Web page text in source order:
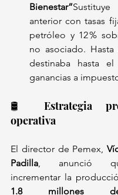
Bienestar”
anterior con tasas
petróleo y 12 %
no asociado. Hasta
destinaba hasta el
ganancias a
🛢️ Estrategia
operativa
El director de Pemex,
Padilla , anunció
1.8 millones